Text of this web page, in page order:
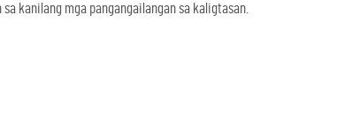
kanilang mga pangangailangan sa kaligtasan.